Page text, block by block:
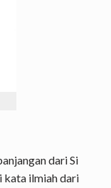
dari Si
kata ilmiah dari